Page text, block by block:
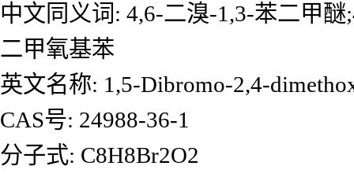
中文同义词: 4,6-二溴-1,3-苯二甲
二甲氧基苯
英文名称: 1,5-Dibromo-2,4-
CAS号: 24988-36-1
分子式: C8H8Br2O2